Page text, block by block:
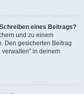
eines Beitrags?
und zu einem
Den gesicherten Beitrag
verwalten“ in deinem